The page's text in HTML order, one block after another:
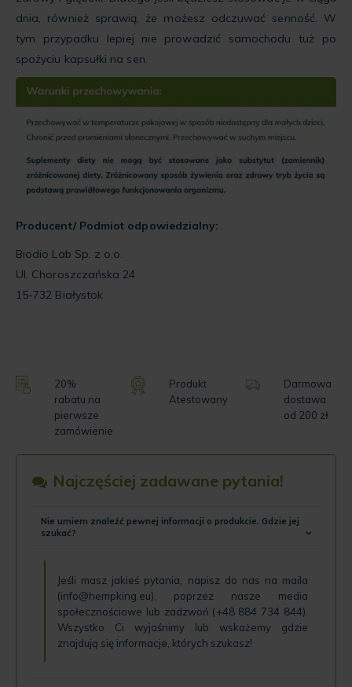
dnia, również sprawią, że możesz odczuwać senność. W
tym przypadku lepiej nie prowadzić samochodu tuż po
spożyciu kapsułki na sen.
Producent/ Podmiot odpowiedzialny:
Biodio Lab Sp. z o.o.
Ul. Choroszczańska 24
15-732 Białystok
20%
rabatu na
pierwsze
zamówienie
Produkt
Atestowany
Darmowa
dostawa
od 200 zł
Najczęściej zadawane pytania!
Nie umiem znaleźć pewnej informacji o produkcie. Gdzie jej
szukać?
Jeśli masz jakieś pytania, napisz do nas na maila
(info@hempking.eu), poprzez nasze media
społecznościowe lub zadzwoń (+48 884 734 844).
Wszystko Ci wyjaśnimy lub wskażemy gdzie
znajdują się informacje, których szukasz!